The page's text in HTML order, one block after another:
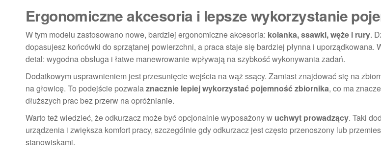
Ergonomiczne akcesoria i lepsze wykorzystanie
W tym modelu zastosowano nowe, bardziej ergonomiczne akcesoria: kolanka, ssawki, węże i rury.
dopasujesz końcówki do sprzątanej powierzchni, a praca staje się bardziej płynna i uporządkowana.
detal: wygodna obsługa i łatwe manewrowanie wpływają na szybkość wykonywania zadań.
Dodatkowym usprawnieniem jest przesunięcie wejścia na wąż ssący. Zamiast znajdować się na
na głowicę. To podejście pozwalaznacznie lepiej wykorzystać pojemność zbiornika, co ma
dłuższych prac bez przerw na opróżnianie.
Warto też wiedzieć, że odkurzacz może być opcjonalnie wyposażony w uchwyt prowadzący. Taki
urządzenia i zwiększa komfort pracy, szczególnie gdy odkurzacz jest często przenoszony lub
stanowiskami.